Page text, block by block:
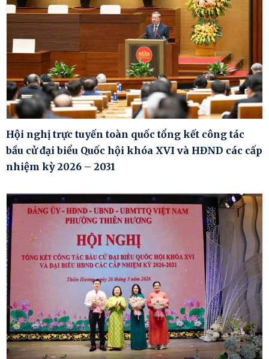
Hội nghị trực tuyến toàn quốc tổng kết công tác
bầu cử đại biểu Quốc hội khóa XVI và HĐND các cấp
nhiệm kỳ 2026 – 2031